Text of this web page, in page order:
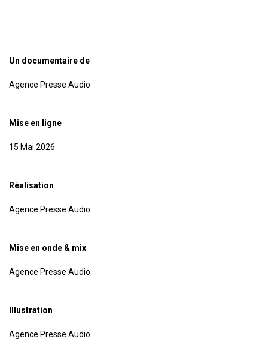
Un documentaire de
Agence Presse Audio
Mise en ligne
15 Mai 2026
Réalisation
Agence Presse Audio
Mise en onde & mix
Agence Presse Audio
Illustration
Agence Presse Audio